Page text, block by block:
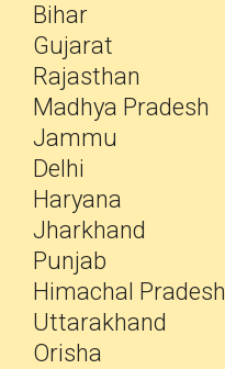
Bihar
Gujarat
Rajasthan
Madhya Pradesh
Jammu
Delhi
Haryana
Jharkhand
Punjab
Himachal Pradesh
Uttarakhand
Orisha